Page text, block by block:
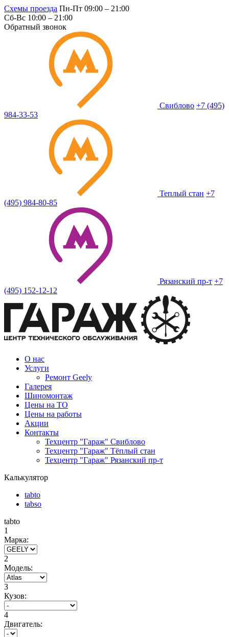
Схемы проезда Пн-Пт 09:00 – 21:00
Сб-Вс 10:00 – 21:00
Обратный звонок
Свиблово +7 (495)
984-33-53
Теплый стан +7
(495) 984-80-85
Рязанский пр-т +7
(495) 152-12-12
О нас
Услуги
Ремонт Geely
Галерея
Шиномонтаж
Цены на ТО
Цены на работы
Акции
Контакты
Техцентр "Гараж" Свиблово
Техцентр "Гараж" Тёплый стан
Техцентр "Гараж" Рязанский пр-т
Калькулятор
tabto
tabso
tabto
1
Марка:
2
Модель:
3
Кузов:
4
Двигатель: